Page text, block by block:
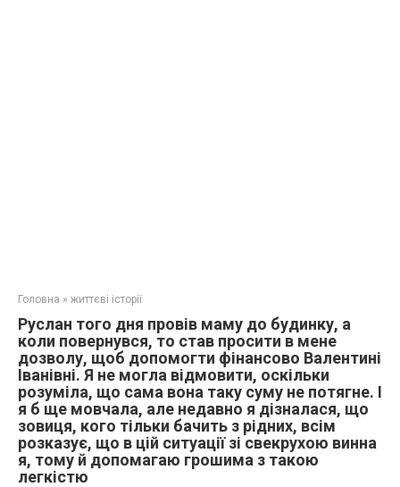
Головна » життєві історії
Руслан того дня провів маму до будинку, а
коли повернувся, то став просити в мене
дозволу, щоб допомогти фінансово Валентині
Іванівні. Я не могла відмовити, оскільки
розуміла, що сама вона таку суму не потягне. І
я б ще мовчала, але недавно я дізналася, що
зовиця, кого тільки бачить з рідних, всім
розказує, що в цій ситуації зі свекрухою винна
я, тому й допомагаю грошима з такою
легкістю